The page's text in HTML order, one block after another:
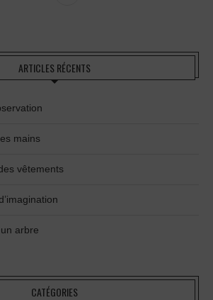
ARTICLES RÉCENTS
mains
vêtements
arbre
CATÉGORIES